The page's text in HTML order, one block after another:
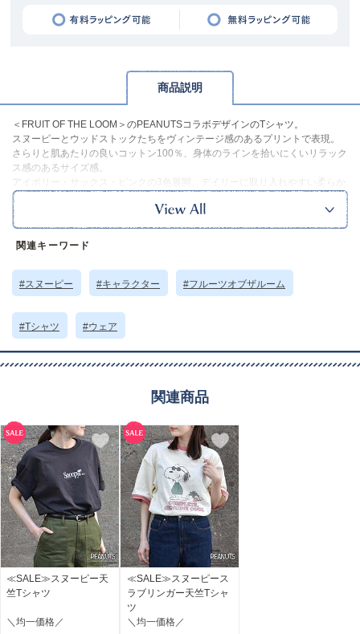
商品説明
＜FRUIT OF THE LOOM＞のPEANUTSコラボデザインのTシャツ。
スヌーピーとウッドストックたちをヴィンテージ感のあるプリントで表現。
さらりと肌あたりの良いコットン100％、身体のラインを拾いにくいリラック
ス感のあるサイズ感。
アイボリー・サックス・ピンクの3色展開、デイリーに取り入れやすい柔らか
なカラーリングです。
カジュアルスタイルはもちろん、キレイめミックスにもおすすめな1枚です。
ｰｰｰｰｰｰｰｰｰｰｰｰｰｰｰｰｰｰ
裏地：なし
透け感：あり(アイボリー)
ｰｰｰｰｰｰｰｰｰｰｰｰｰｰｰｰｰｰ
※本品に付いているご注意書きをお読みの上ご使用ください。
※実物の色味に近づけて撮影していますが、ご使用の端末やモニター環境に
より、実際の色味と異なって見える場合がございます。
素材・原材料 コットン
中国製
サイズについて 返品について
関連キーワード
#スヌーピー #キャラクター #フルーツオブザルーム
#Tシャツ #ウェア
関連商品
≪SALE≫スヌーピー天
竺Tシャツ
＼均一価格／
≪SALE≫スヌーピース
ラブリンガー天竺Tシャ
ツ
＼均一価格／